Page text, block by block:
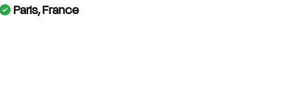
Paris, France